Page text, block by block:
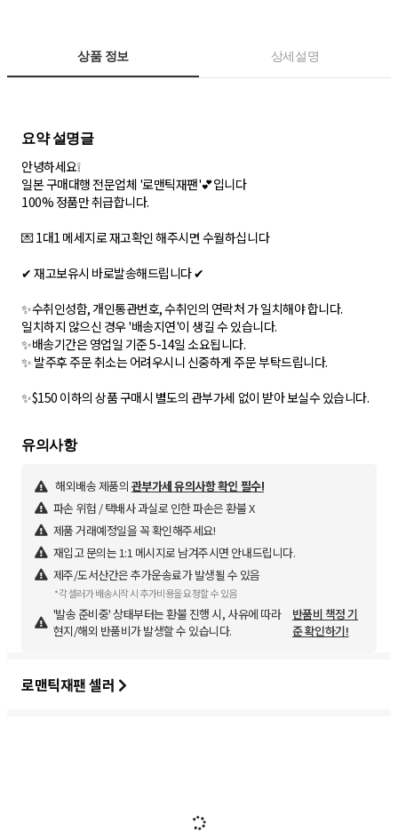
상품 정보 상세설명
요약 설명글
안녕하세요❕
일본 구매대행 전문업체 '로맨틱재팬'💕입니다
100% 정품만 취급합니다.
💌 1대1 메세지로 재고확인 해주시면 수월하십니다
✔ 재고보유시 바로발송해드립니다 ✔
✨수취인성함, 개인통관번호, 수취인의 연락처 가 일치해야 합니다.
일치하지 않으신 경우 '배송지연'이 생길 수 있습니다.
✨배송기간은 영업일 기준 5-14일 소요됩니다.
✨ 발주후 주문 취소는 어려우시니 신중하게 주문 부탁드립니다.
✨$150 이하의 상품 구매시 별도의 관부가세 없이 받아 보실수 있습니다.
유의사항
해외배송 제품의 관부가세 유의사항 확인 필수!
파손 위험 / 택배사 과실로 인한 파손은 환불 X
제품 거래예정일을 꼭 확인해주세요!
재입고 문의는 1:1 메시지로 남겨주시면 안내드립니다.
제주/도서산간은 추가운송료가 발생될 수 있음
*각 셀러가 배송시작 시 추가비용을 요청할 수 있음
'발송 준비중' 상태부터는 환불 진행 시, 사유에 따라
현지/해외 반품비가 발생할 수 있습니다.
반품비 책정 기
준 확인하기!
로맨틱재팬 셀러